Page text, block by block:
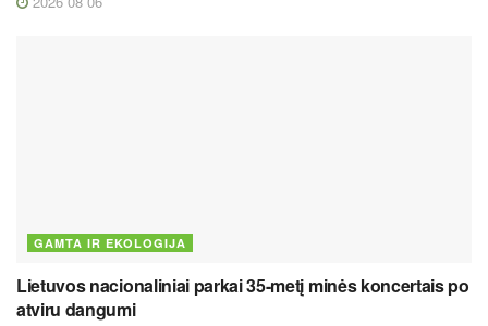
GAMTA IR EKOLOGIJA
Lietuvos nacionaliniai parkai 35-metį minės koncertais po
atviru dangumi